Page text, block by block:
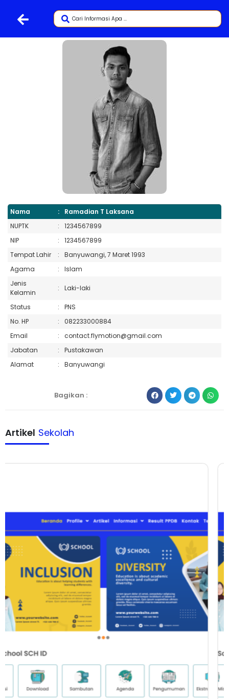
Nama :
Ramadian T Laksana
NUPTK
:
1234567899
NIP
:
1234567899
Tempat Lahir
:
Banyuwangi, 7 Maret 1993
Agama
:
Islam
Jenis
Kelamin
: Laki-laki
Status :
PNS
No. HP
:
082233000884
Email
:
contact.flymotion@gmail.com
Jabatan
:
Pustakawan
Alamat
: Banyuwangi
Bagikan :
Artikel Sekolah